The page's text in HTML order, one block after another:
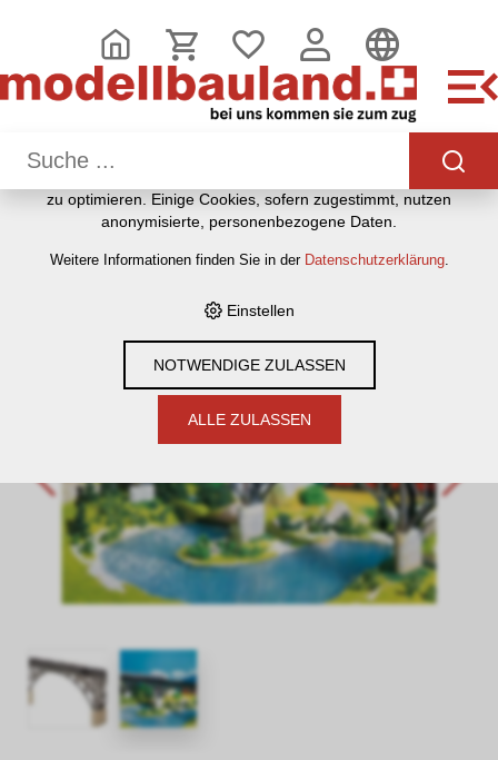
E-SHOP › MODELLEISENBAHNEN › BAUMATERIAL &
INDUSTRIE ETC › N 1:160 › FALLER 222581 N STÜTZBOGEN-
DIESE WEBSITE VERWENDET COOKIES
Wir nutzen auf unserer Website verschiedene Cookies:
Einige sind notwendig für den korrekten Betrieb der Website,
andere ermöglichen Ihnen mehr Funktionalitäten, und noch
andere helfen uns dabei, die Nutzenden besser zu
zu optimieren. Einige Cookies, sofern zugestimmt, nutzen
anonymisierte, personenbezogene Daten.
Weitere Informationen finden Sie in der Datenschutzerklärung.
Einstellen
NOTWENDIGE ZULASSEN
ALLE ZULASSEN